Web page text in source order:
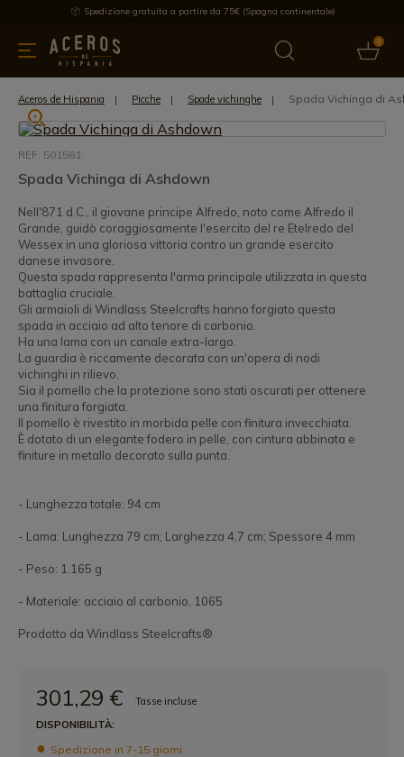
Spedizione gratuita a partire da 75€ (Spagna continentale)
0
cucina Offre Ultime notizie Venduti Marche
Aceros de Hispania Picche Spade vichinghe Spada Vichinga di
REF: 501561
Spada Vichinga di Ashdown
Nell'871 d.C., il giovane principe Alfredo, noto come Alfredo il
Grande, guidò coraggiosamente l'esercito del re Etelredo del
Wessex in una gloriosa vittoria contro un grande esercito
danese invasore.
Questa spada rappresenta l'arma principale utilizzata in questa
battaglia cruciale.
Gli armaioli di Windlass Steelcrafts hanno forgiato questa
spada in acciaio ad alto tenore di carbonio.
Ha una lama con un canale extra-largo.
La guardia è riccamente decorata con un'opera di nodi
vichinghi in rilievo.
Sia il pomello che la protezione sono stati oscurati per ottenere
una finitura forgiata.
Il pomello è rivestito in morbida pelle con finitura invecchiata.
È dotato di un elegante fodero in pelle, con cintura abbinata e
finiture in metallo decorato sulla punta.
- Lunghezza totale: 94 cm
- Lama: Lunghezza 79 cm; Larghezza 4,7 cm; Spessore 4 mm
- Peso: 1.165 g
- Materiale: acciaio al carbonio, 1065
Prodotto da Windlass Steelcrafts®
301,29 €
Tasse incluse
DISPONIBILITÀ:
Spedizione in 7-15 giorni